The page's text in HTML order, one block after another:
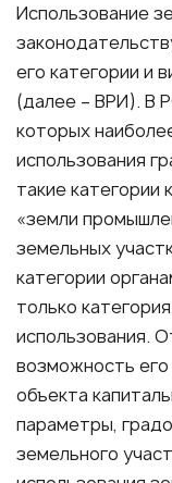
Использование
его категории и
(далее – ВРИ). В
которых
использования
такие категории
«земли
земельных
категории
только
использования.
возможность его
объекта
параметры,
земельного